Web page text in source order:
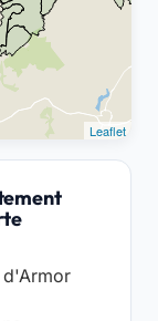
Leaflet
d'Armor